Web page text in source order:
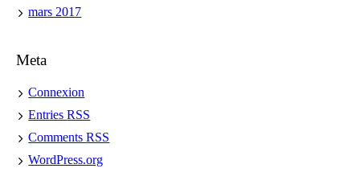
mars 2017
Meta
Connexion
EntriesRSS
CommentsRSS
WordPress.org